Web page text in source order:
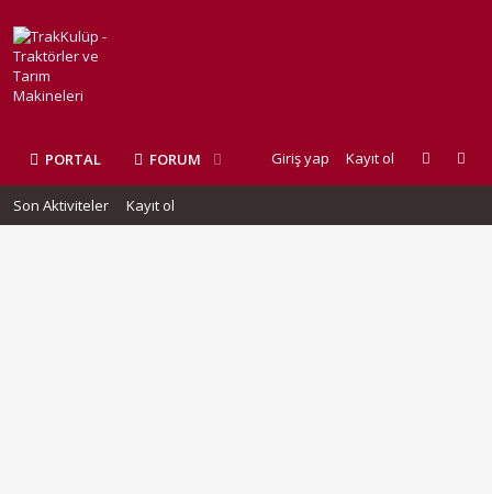
PORTAL FORUM Giriş yap Kayıt ol
Son Aktiviteler Kayıt ol